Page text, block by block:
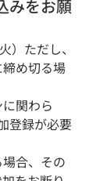
みをお願
）ただし、
め切る場
関わら
登録が必要
合、その